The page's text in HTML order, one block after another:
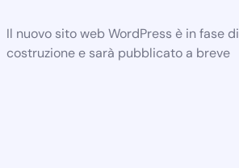
Il nuovo sito web WordPress è in fase di
costruzione e sarà pubblicato a breve